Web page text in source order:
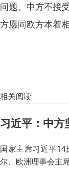
问题。中方不接
方愿同欧方本着
相关阅读
国家主席习近平
尔、欧洲理事会主